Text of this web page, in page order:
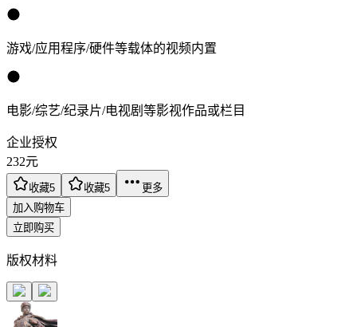
游戏/应用程序/硬件等载体的视频内置
电影/综艺/纪录片/电视剧等影视作品或栏目
企业授权
232元
收藏5 收藏5
更多
加入购物车
立即购买
版权材料